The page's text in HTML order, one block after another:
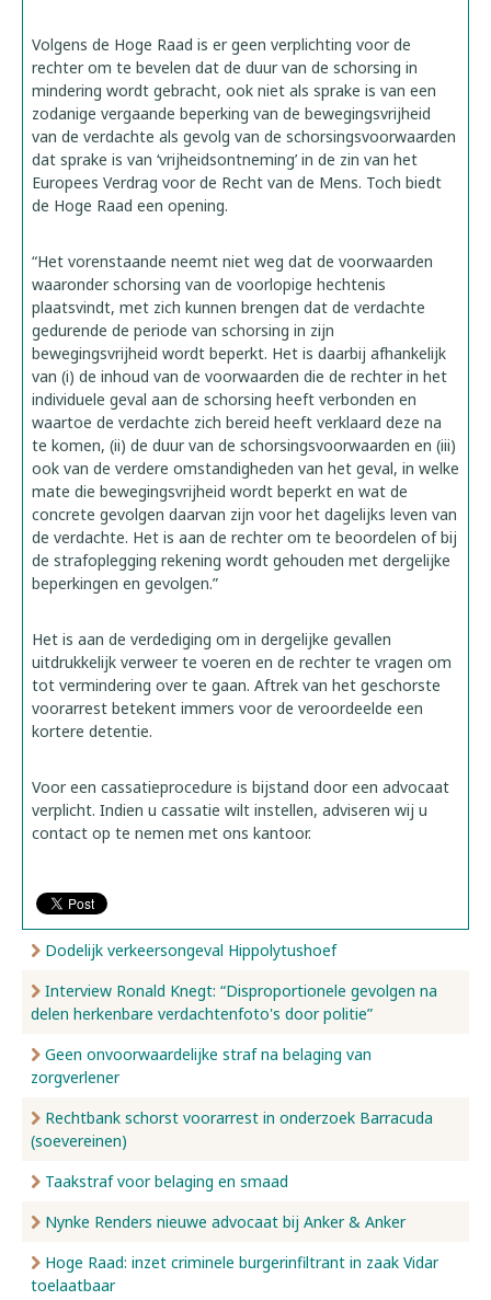
Volgens de Hoge Raad is er geen verplichting voor de
rechter om te bevelen dat de duur van de schorsing in
mindering wordt gebracht, ook niet als sprake is van een
zodanige vergaande beperking van de bewegingsvrijheid
van de verdachte als gevolg van de schorsingsvoorwaarden
dat sprake is van ‘vrijheidsontneming’ in de zin van het
Europees Verdrag voor de Recht van de Mens. Toch biedt
de Hoge Raad een opening.
“Het vorenstaande neemt niet weg dat de voorwaarden
waaronder schorsing van de voorlopige hechtenis
plaatsvindt, met zich kunnen brengen dat de verdachte
gedurende de periode van schorsing in zijn
bewegingsvrijheid wordt beperkt. Het is daarbij afhankelijk
van (i) de inhoud van de voorwaarden die de rechter in het
individuele geval aan de schorsing heeft verbonden en
waartoe de verdachte zich bereid heeft verklaard deze na
te komen, (ii) de duur van de schorsingsvoorwaarden en (iii)
ook van de verdere omstandigheden van het geval, in welke
mate die bewegingsvrijheid wordt beperkt en wat de
concrete gevolgen daarvan zijn voor het dagelijks leven van
de verdachte. Het is aan de rechter om te beoordelen of bij
de strafoplegging rekening wordt gehouden met dergelijke
beperkingen en gevolgen.”
Het is aan de verdediging om in dergelijke gevallen
uitdrukkelijk verweer te voeren en de rechter te vragen om
tot vermindering over te gaan. Aftrek van het geschorste
voorarrest betekent immers voor de veroordeelde een
kortere detentie.
Voor een cassatieprocedure is bijstand door een advocaat
verplicht. Indien u cassatie wilt instellen, adviseren wij u
contact op te nemen met ons kantoor.
Dodelijk verkeersongeval Hippolytushoef
Interview Ronald Knegt: “Disproportionele gevolgen na
delen herkenbare verdachtenfoto's door politie”
Geen onvoorwaardelijke straf na belaging van
zorgverlener
Rechtbank schorst voorarrest in onderzoek Barracuda
(soevereinen)
Taakstraf voor belaging en smaad
Nynke Renders nieuwe advocaat bij Anker & Anker
Hoge Raad: inzet criminele burgerinfiltrant in zaak Vidar
toelaatbaar